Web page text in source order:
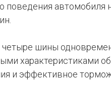
поведения
шины
характеристиками
и эффективное